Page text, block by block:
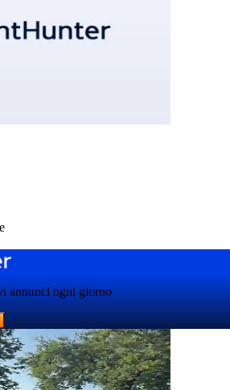
annunci ogni giorno